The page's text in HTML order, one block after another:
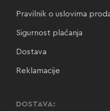
Pravilnik o uslovima
Sigurnost plaćanja
Dostava
Reklamacije
DOSTAVA: